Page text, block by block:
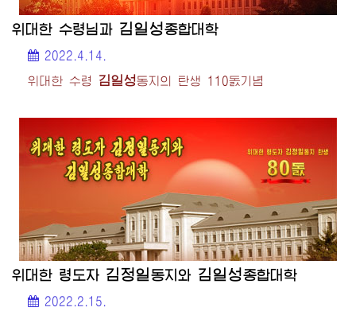
위대한 수령님과 김일성종합대학
2022.4.14.
위대한 수령 김일성동지 의 탄생 110돐기념
위대한 령도자 김정일동지 와 김일성종합대학
2022.2.15.